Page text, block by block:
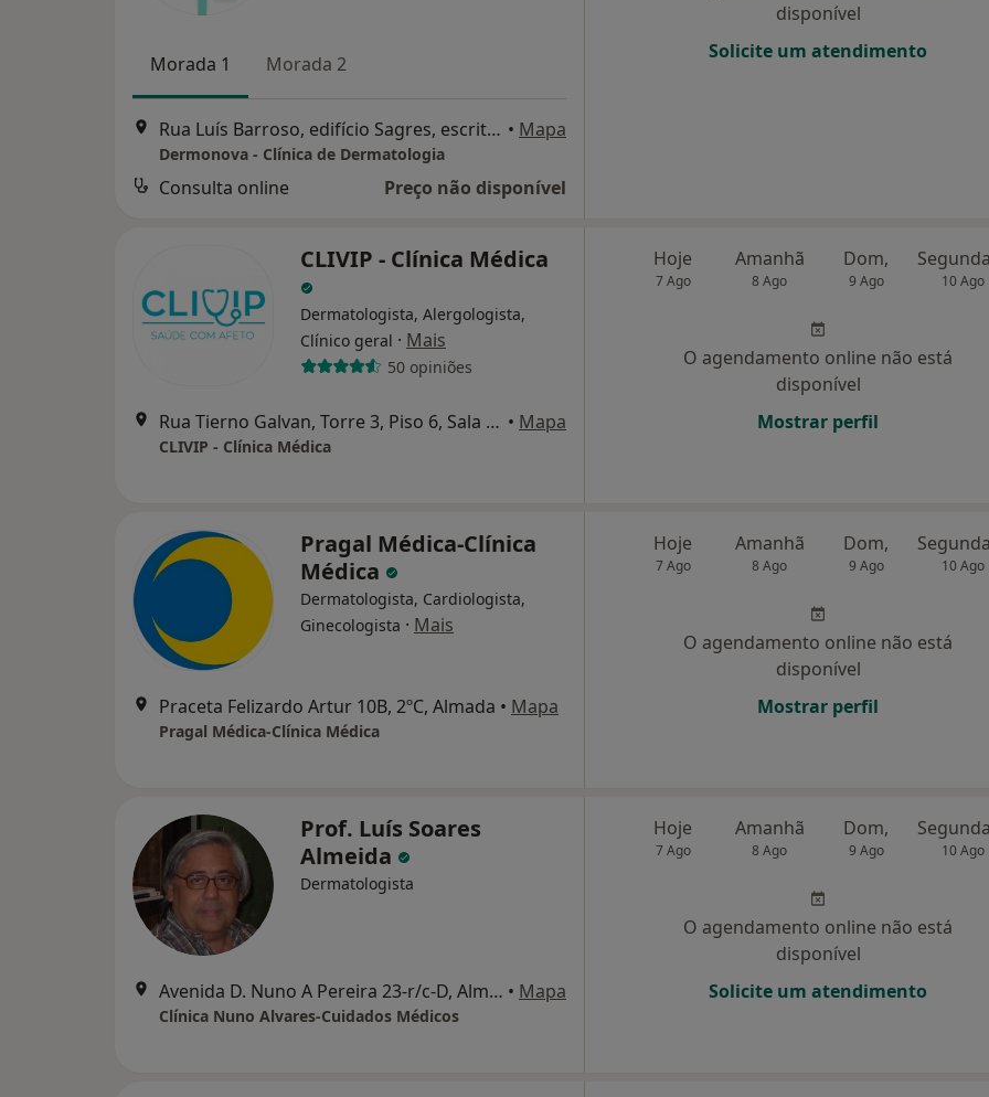
Morada 1 Morada 2
Rua Luís Barroso, edifício Sagres, escritório 8, Vila Nova de Famalicão • Mapa
Dermonova - Clínica de Dermatologia
Consulta online Preço não disponível
disponível
Solicite um atendimento
CLIVIP - Clínica Médica
Dermatologista, Alergologista,
Clínico geral · Mais
50 opiniões
Rua Tierno Galvan, Torre 3, Piso 6, Sala 606, Lisboa • Mapa
CLIVIP - Clínica Médica
Hoje
7 Ago
Amanhã
8 Ago
Dom,
9 Ago 10 Ago
O agendamento online não está
disponível
Mostrar perfil
Pragal Médica-Clínica
Médica
Dermatologista, Cardiologista,
Ginecologista · Mais
Praceta Felizardo Artur 10B, 2ºC, Almada • Mapa
Pragal Médica-Clínica Médica
Hoje
7 Ago
Amanhã
8 Ago
Dom,
9 Ago 10 Ago
O agendamento online não está
disponível
Mostrar perfil
Prof. Luís Soares
Almeida
Dermatologista
Avenida D. Nuno A Pereira 23-r/c-D, Almada • Mapa
Clínica Nuno Alvares-Cuidados Médicos
Hoje
7 Ago
Amanhã
8 Ago
Dom,
9 Ago 10 Ago
O agendamento online não está
disponível
Solicite um atendimento